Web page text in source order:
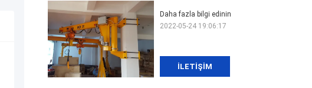
İLETIŞIM
Daha fazla bilgi edinin
2022-05-24 19:06:17